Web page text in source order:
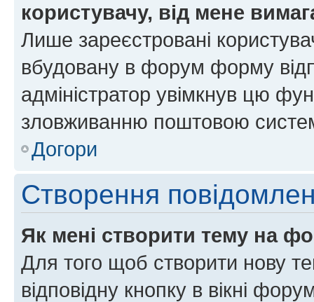
користувачу, від мене
Лише зареєстровані
вбудовану в форум форму
адміністратор увімкнув цю
зловживанню поштовою
Догори
Створення
Як мені створити тему на
Для того щоб створити нову
відповідну кнопку в вікні